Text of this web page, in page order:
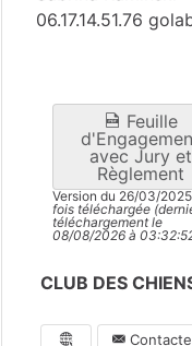
06.17.14.51.76
Feuille
avec Jury et
Règlement
Version du 26/03/2025
fois téléchargée
téléchargement le
08/08/2026 à
CLUB DES